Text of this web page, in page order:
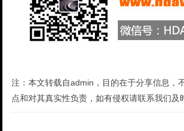
注：本文转载自admin，目的在于分享信息，
点和对其真实性负责，如有侵权请联系我们及